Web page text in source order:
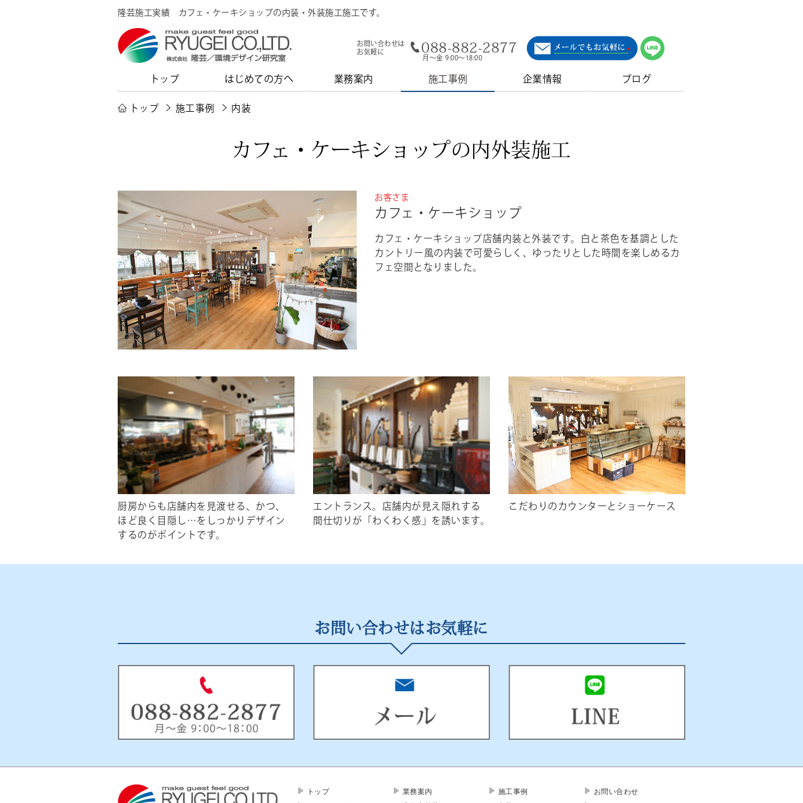
隆芸施工実績 カフェ・ケーキショップの内装・外装施工施工です。
お問い合わせは
お気軽に
088-882-2877
月～金 9:00～18:00
トップ はじめての方へ 業務案内 施工事例 企業情報 ブログ
トップ 施工事例 内装
カフェ・ケーキショップの内外装施工
お客さま
カフェ・ケーキショップ
カフェ・ケーキショップ店舗内装と外装です。白と茶色を基調とした
カントリー風の内装で可愛らしく、ゆったりとした時間を楽しめるカ
フェ空間となりました。
厨房からも店舗内を見渡せる、かつ、
ほど良く目隠し…をしっかりデザイン
するのがポイントです。
エントランス。店舗内が見え隠れする
間仕切りが「わくわく感」を誘います。
こだわりのカウンターとショーケース
お問い合わせはお気軽に
トップ
業務案内
施工事例
お問い合わせ